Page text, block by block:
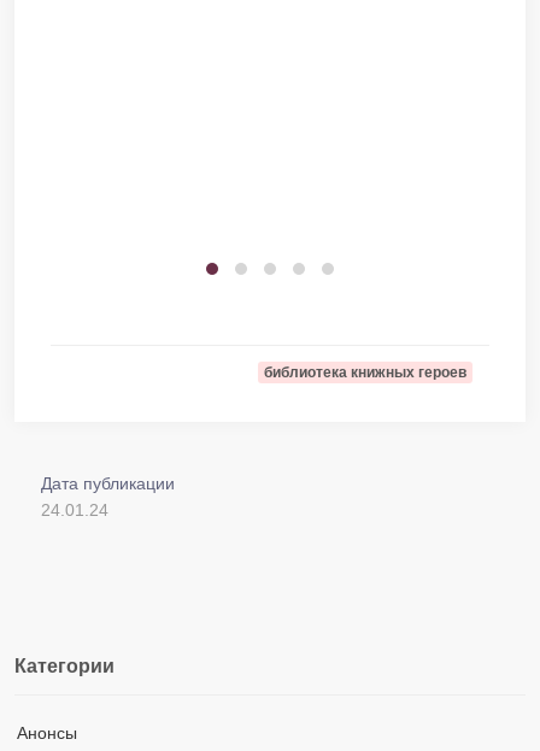
библиотека книжных героев
Дата публикации
24.01.24
Категории
Анонсы